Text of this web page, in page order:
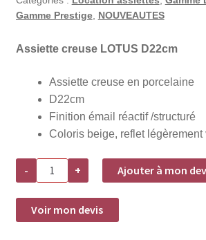
Gamme Prestige, NOUVEAUTES
Assiette creuse LOTUS D22cm
Assiette creuse en porcelaine
D22cm
Finition émail réactif /structuré
Coloris beige, reflet légèrement
-
quantité
Assiette
creuse
LOTUS
+ Ajouter à mon
Voir mon devis